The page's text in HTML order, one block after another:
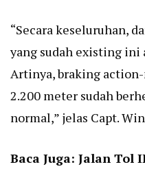
“Secara keseluruhan,
yang sudah existing ini
Artinya, braking action-
2.200 meter sudah
normal,” jelas Capt.
Baca Juga: Jalan Tol